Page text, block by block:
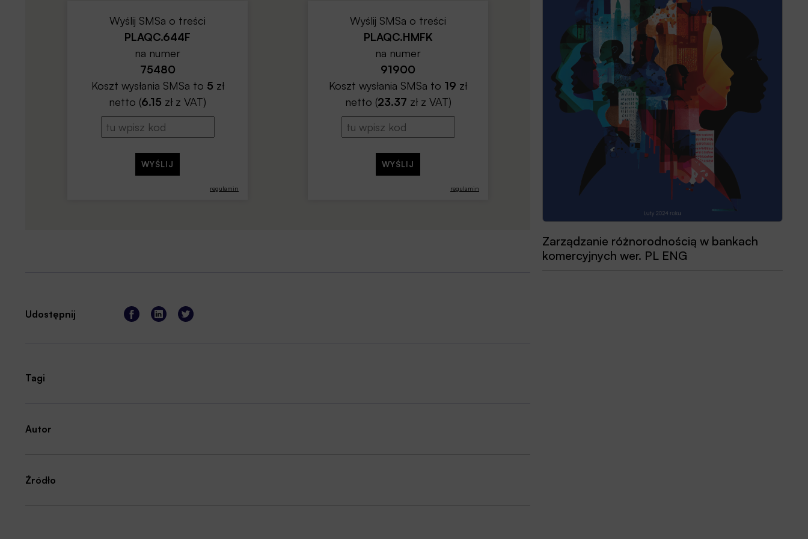
regulamin
Wyślij SMSa o treści
PLAQC.644F
na numer
75480
Koszt wysłania SMSa to 5 zł
netto (6.15 zł z VAT)
regulamin
Wyślij SMSa o treści
PLAQC.HMFK
na numer
91900
Koszt wysłania SMSa to 19 zł
netto (23.37 zł z VAT)
Udostępnij
Tagi
Autor
Źródło
Zarządzanie różnorodnością w bankach
komercyjnych wer. PL ENG